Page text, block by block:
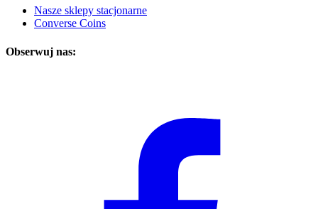
Nasze sklepy stacjonarne
Converse Coins
Obserwuj nas: